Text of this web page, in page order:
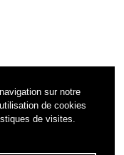
sur notre
de cookies
de visites.